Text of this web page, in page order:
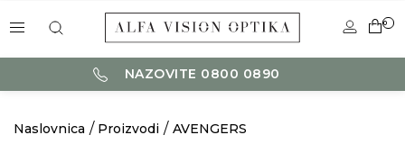
0
NAZOVITE 0800 0890
Naslovnica Proizvodi AVENGERS